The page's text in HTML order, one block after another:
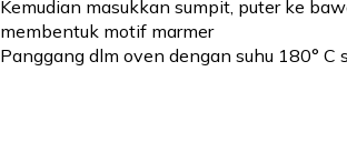
Kemudian masukkan sumpit, puter ke
membentuk motif marmer
Panggang dlm oven dengan suhu 180° C